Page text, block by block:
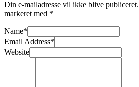
Din e-mailadresse vil ikke blive publiceret.
markeret med *
Name*
Email Address*
Website